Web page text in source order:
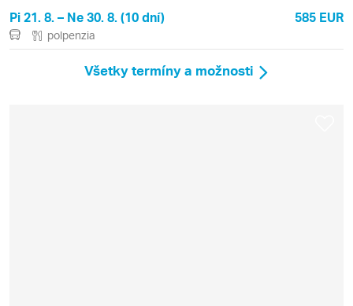
Pi 21. 8. – Ne 30. 8. (10 dní) 585 EUR
polpenzia
Všetky termíny a možnosti